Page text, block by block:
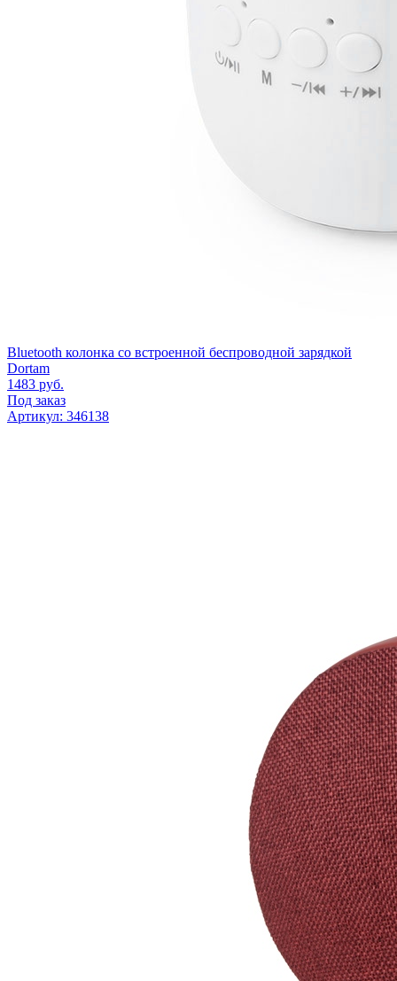
Bluetooth колонка со встроенной беспроводной зарядкой
Dortam
1483 руб.
Под заказ
Артикул: 346138